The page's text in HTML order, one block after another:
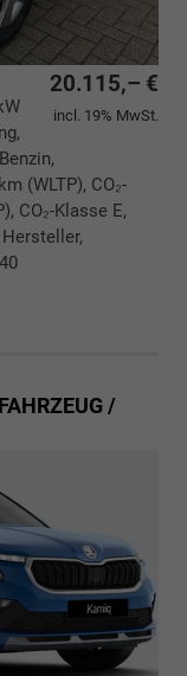
20.115,– €
incl. 19% MwSt.
(WLTP), CO₂-
CO₂-Klasse E,
/